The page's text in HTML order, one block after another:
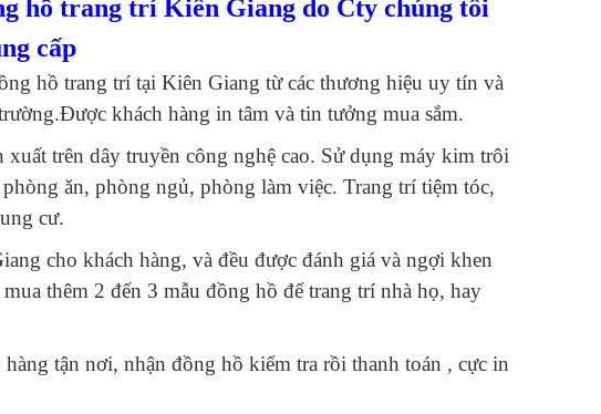
hồ trang trí Kiên Giang do Cty chúng tôi
cấp
hồ trang trí tại Kiên Giang từ các thương hiệu uy tín và
khách hàng in tâm và tin tưởng mua sắm.
trên dây truyền công nghệ cao. Sử dụng máy kim trôi
ăn, phòng ngủ, phòng làm việc. Trang trí tiệm tóc,
cư.
cho khách hàng, và đều được đánh giá và ngợi khen
thêm 2 đến 3 mẫu đồng hồ để trang trí nhà họ, hay
tận nơi, nhận đồng hồ kiểm tra rồi thanh toán , cực in